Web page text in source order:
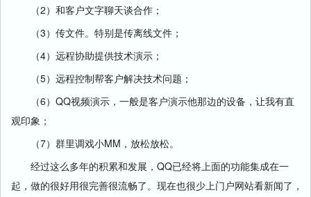
（2）和客户文字聊天谈合作；
（3）传文件。特别是传离线文件；
（4）远程协助提供技术演示；
（5）远程控制帮客户解决技术问题；
（6）QQ视频演示，一般是客户演示他那边的设备，让我有直
观印象；
（7）群里调戏小MM，放松放松。
经过这么多年的积累和发展，QQ已经将上面的功能集成在一
起，做的很好用很完善很流畅了。现在也很少上门户网站看新闻了，